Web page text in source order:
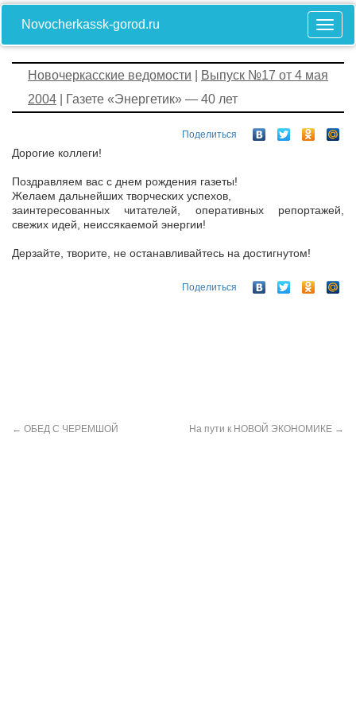
Novocherkassk-gorod.ru
Новочеркасские ведомости
Выпуск №17 от 4 мая
2004 | Газете «Энергетик» — 40 лет
Поделиться
Дорогие коллеги!
Поздравляем вас с днем рождения газеты!
Желаем дальнейших творческих успехов,
заинтересованных читателей, оперативных репортажей,
свежих идей, неиссякаемой энергии!
Дерзайте, творите, не останавливайтесь на достигнутом!
Поделиться
← ОБЕД С ЧЕРЕМШОЙ На пути к НОВОЙ ЭКОНОМИКЕ →